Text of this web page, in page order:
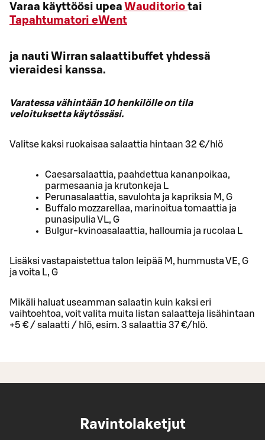
Varaa käyttöösi upea Wauditorio tai
Tapahtumatori eWent
ja nauti Wirran salaattibuffet yhdessä
vieraidesi kanssa.
Varatessa vähintään 10 henkilölle on tila
veloituksetta käytössäsi.
Valitse kaksi ruokaisaa salaattia hintaan 32 €/hlö
Caesarsalaattia, paahdettua kananpoikaa,
parmesaania ja krutonkeja L
Perunasalaattia, savulohta ja kapriksia M, G
Buffalo mozzarellaa, marinoitua tomaattia ja
punasipulia VL, G
Bulgur-kvinoasalaattia, halloumia ja rucolaa L
Lisäksi vastapaistettua talon leipää M, hummusta VE, G
ja voita L, G
Mikäli haluat useamman salaatin kuin kaksi eri
vaihtoehtoa, voit valita muita listan salaatteja lisähintaan
+5 € / salaatti / hlö, esim. 3 salaattia 37 €/hlö.
Ravintolaketjut